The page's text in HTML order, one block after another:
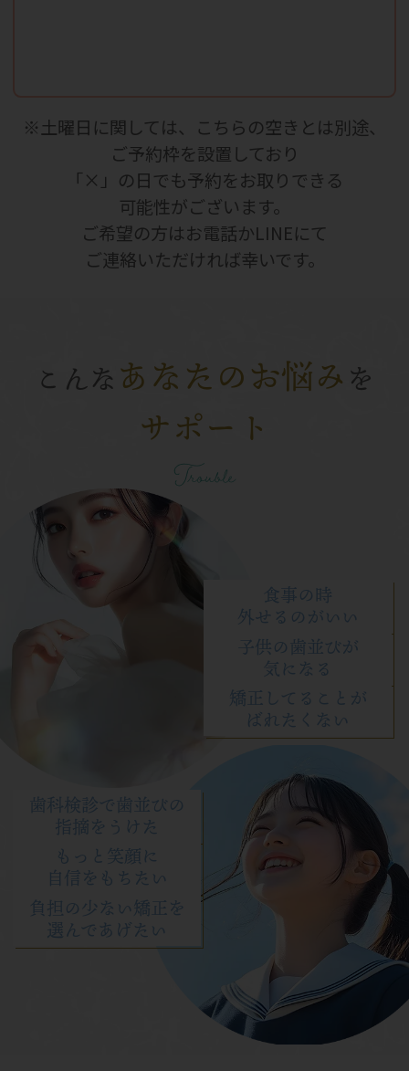
※土曜日に関しては、こちらの空きとは別途、
ご予約枠を設置しており
「×」の日でも予約をお取りできる
可能性がございます。
ご希望の方はお電話かLINEにて
ご連絡いただければ幸いです。
こんな あなたのお悩み を
サポート
Trouble
食事の時
外せるのがいい
子供の歯並びが
気になる
矯正してることが
ばれたくない
歯科検診で歯並びの
指摘をうけた
もっと笑顔に
自信をもちたい
負担の少ない矯正を
選んであげたい